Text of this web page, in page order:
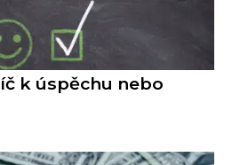
k úspěchu nebo